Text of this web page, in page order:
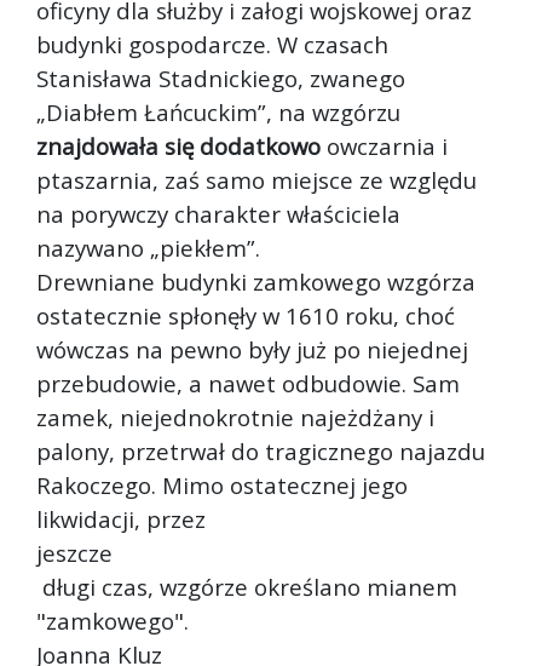
oficyny dla służby i załogi wojskowej oraz
budynki gospodarcze. W czasach
Stanisława Stadnickiego, zwanego
„Diabłem Łańcuckim”, na wzgórzu
znajdowała się dodatkowo owczarnia i
ptaszarnia, zaś samo miejsce ze względu
na porywczy charakter właściciela
nazywano „piekłem”.
Drewniane budynki zamkowego wzgórza
ostatecznie spłonęły w 1610 roku, choć
wówczas na pewno były już po niejednej
przebudowie, a nawet odbudowie. Sam
zamek, niejednokrotnie najeżdżany i
palony, przetrwał do tragicznego najazdu
Rakoczego. Mimo ostatecznej jego
likwidacji, przez
jeszcze
długi czas, wzgórze określano mianem
"zamkowego".
Joanna Kluz